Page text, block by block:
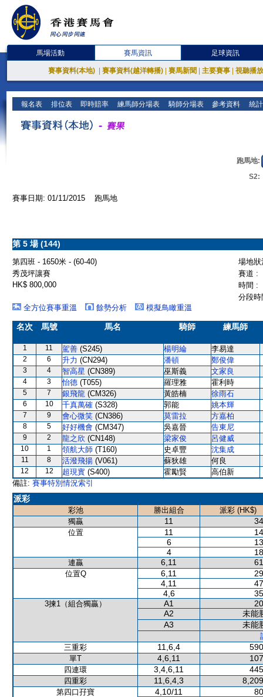
馬場活動 賽馬資訊 足球資訊
賽事資料(本地) 賽事資料(越洋轉播) 賽馬新聞 主要賽事 視聽播
報名表 排位表 即時賠率 練馬師分場表 騎師分場表 參考資料 統
跑馬地:
S2:
賽事日期: 01/11/2015 跑馬地
第 5 場 (144)
第四班 - 1650米 - (60-40)
場地
秀茂坪讓賽
賽道 :
HK$ 800,000
時間 :
分段
全方位賽事重溫
餘勢分析 模擬鳥瞰重溫
名次 馬號 馬名 騎師 練馬師
1 11 駕善 (S245) 楊明綸 李易達
2 6 升力 (CN294) 潘頓 鄭俊偉
3 4 智高星 (CN389) 巫斯義 文家良
4 3 怡德 (T055) 羅理雅 霍利時
5 7 銀飛龍 (CM326) 黃皓楠 徐雨石
6 10 千真萬確 (S328) 郭能 姚本輝
7 9 會心微笑 (CN386) 莫雷拉 方嘉柏
8 5 好好機會 (CM347) 吳嘉晉 告東尼
9 2 龍之欣 (CN148) 梁家俊 呂健威
10 1 領航大師 (T160) 史卓豐 沈集成
11 8 活潑飛揚 (V061) 蘇狄雄 何良
12 12 超現實 (S400) 霍勵賢
高伯新
備註: 賽事特別情況索引
派彩
彩池 勝出組合
派彩 (HK$)
獨贏
11
位置 11
6
4
連贏 6,11
位置Q 6,11
4,11
4,6
3揀1（組合獨贏） A1
A2
未能
A3
未能
三重彩
11,6,4
單T 4,6,11
四連環 3,4,6,11
四重彩 11,6,4,3
第四口孖寶 4,10/11